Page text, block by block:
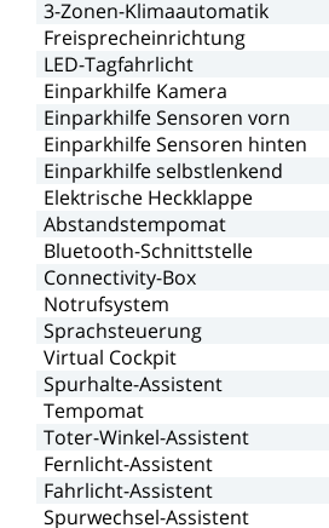
3-Zonen-Klimaautomatik
Freisprecheinrichtung
LED-Tagfahrlicht
Einparkhilfe Kamera
EinparkhilfeSensoren vorn
EinparkhilfeSensoren hinten
Einparkhilfeselbstlenkend
Elektrische Heckklappe
Abstandstempomat
Bluetooth-Schnittstelle
Connectivity-Box
Notrufsystem
Sprachsteuerung
Virtual Cockpit
Spurhalte-Assistent
Tempomat
Toter-Winkel-Assistent
Fernlicht-Assistent
Fahrlicht-Assistent
Spurwechsel-Assistent